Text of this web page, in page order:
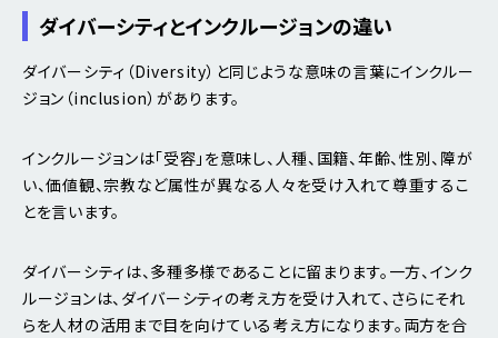
ダイバーシティとインクルージョンの違い
ダイバーシティ（Diversity）と同じような意味の言葉にインクルー
ジョン（inclusion）があります。
インクルージョンは「受容」を意味し、人種、国籍、年齢、性別、障が
い、価値観、宗教など属性が異なる人々を受け入れて尊重するこ
とを言います。
ダイバーシティは、多種多様であることに留まります。一方、インク
ルージョンは、ダイバーシティの考え方を受け入れて、さらにそれ
らを人材の活用まで目を向けている考え方になります。両方を合